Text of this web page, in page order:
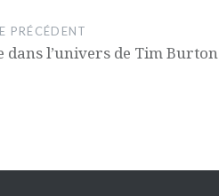
PRÉCÉDENT
l’univers de Tim